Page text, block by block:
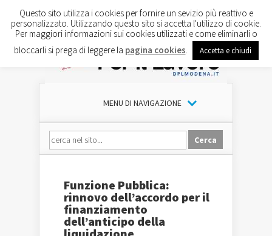
MENU DI NAVIGAZIONE
Funzione Pubblica:
rinnovo dell’accordo per il
finanziamento
dell’anticipo della
Questo sito utilizza i cookies per fornire un sevizio più reattivo e
personalizzato. Utilizzando questo sito si accetta l'utilizzo di cookie.
Per maggiori informazioni sui cookies utilizzati e come eliminarli o
bloccarli si prega di leggere la pagina cookies Accetta e chiudi